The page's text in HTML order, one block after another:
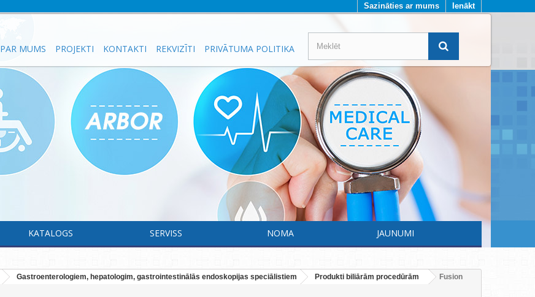
Ienākt
Sazināties ar mums
PAR MUMS PROJEKTI KONTAKTI REKVIZĪTI PRIVĀTUMA POLITIKA
KATALOGS SERVISS NOMA JAUNUMI
Gastroenterologiem, hepatologim, gastrointestinālās endoskopijas speciālistiem Produkti biliārām procedūrām
Fusion